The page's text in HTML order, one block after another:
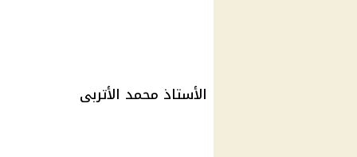
الأستاذ محمد الأتربى